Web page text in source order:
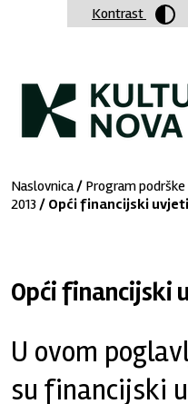
Naslovnica/ Program podrške
2013/ Opći financijski uvjeti
Opći financijski
U ovom
su financijski
Kontrast